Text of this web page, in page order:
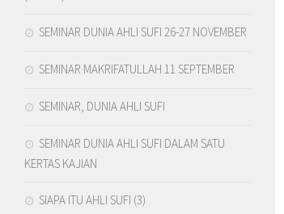
SEMINAR DUNIA AHLI SUFI 26-27 NOVEMBER
SEMINAR MAKRIFATULLAH 11 SEPTEMBER
SEMINAR, DUNIA AHLI SUFI
SEMINAR DUNIA AHLI SUFI DALAM SATU
KERTAS KAJIAN
SIAPA ITU AHLI SUFI (3)